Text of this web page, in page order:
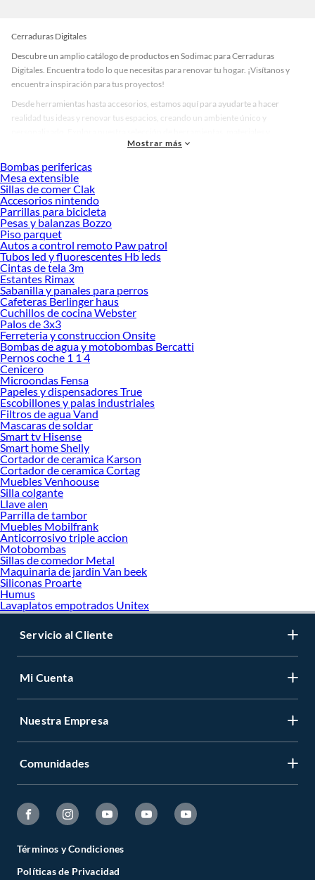
Cerraduras Digitales
Descubre un amplio catálogo de productos en Sodimac para Cerraduras
Digitales. Encuentra todo lo que necesitas para renovar tu hogar. ¡Visítanos y
encuentra inspiración para tus proyectos!
Desde herramientas hasta accesorios, estamos aquí para ayudarte a hacer
realidad tus ideas y renovar tus espacios, creando un ambiente único y
accesorios de calidad que te ayudarán a crear un espacio más tú.
Desde remodelaciones hasta proyectos de decoración, estamos aquí para hacer
tus ideas realidad. ¡Visítanos y encuentra todo lo que tenemos para ofrecerte en
Cerraduras Digitales!
Explora la variedad de productos de Cerraduras Digitales en Sodimac
Herramientas, materiales y accesorios de calidad para tus proyectos y
renovación de espacios. ¡Visítanos y descubre todo lo que tenemos para
ofrecerte!
Encuentra una amplia variedad de productos de Cerraduras Digitales en
Sodimac. Encuentra todo lo necesario para tus proyectos de renovación y
decoración. ¡Visítanos y haz tus ideas realidad!
Mostrar más
Bombas perifericas
Mesa extensible
Sillas de comer Clak
Accesorios nintendo
Parrillas para bicicleta
Pesas y balanzas Bozzo
Piso parquet
Autos a control remoto Paw patrol
Tubos led y fluorescentes Hb leds
Cintas de tela 3m
Estantes Rimax
Sabanilla y panales para perros
Cafeteras Berlinger haus
Cuchillos de cocina Webster
Palos de 3x3
Ferreteria y construccion Onsite
Bombas de agua y motobombas Bercatti
Pernos coche 1 1 4
Cenicero
Microondas Fensa
Papeles y dispensadores True
Escobillones y palas industriales
Filtros de agua Vand
Mascaras de soldar
Smart tv Hisense
Smart home Shelly
Cortador de ceramica Karson
Cortador de ceramica Cortag
Muebles Venhoouse
Silla colgante
Llave alen
Parrilla de tambor
Muebles Mobilfrank
Anticorrosivo triple accion
Motobombas
Sillas de comedor Metal
Maquinaria de jardin Van beek
Siliconas Proarte
Humus
Lavaplatos empotrados Unitex
Servicio al Cliente
Mi Cuenta
Nuestra Empresa
Comunidades
Términos y Condiciones
Políticas de Privacidad